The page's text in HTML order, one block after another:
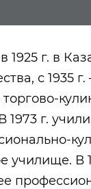
1925 г. в
с 1935
торгово-
1973 г.
училище. В